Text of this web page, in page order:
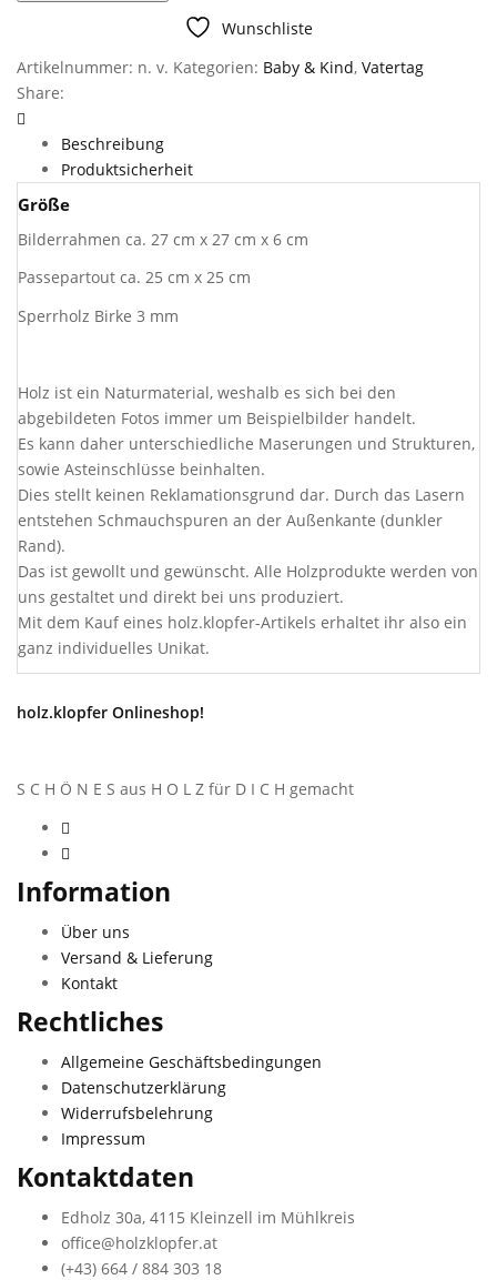
Wunschliste
Artikelnummer: n. v. Kategorien: Baby & Kind, Vatertag
Share:
Beschreibung
Produktsicherheit
Größe
Bilderrahmen ca. 27 cm x 27 cm x 6 cm
Passepartout ca. 25 cm x 25 cm
Sperrholz Birke 3 mm
Holz ist ein Naturmaterial, weshalb es sich bei den
abgebildeten Fotos immer um Beispielbilder handelt.
Es kann daher unterschiedliche Maserungen und Strukturen,
sowie Asteinschlüsse beinhalten.
Dies stellt keinen Reklamationsgrund dar. Durch das Lasern
entstehen Schmauchspuren an der Außenkante (dunkler
Rand).
Das ist gewollt und gewünscht. Alle Holzprodukte werden von
uns gestaltet und direkt bei uns produziert.
Mit dem Kauf eines holz.klopfer-Artikels erhaltet ihr also ein
ganz individuelles Unikat.
holz.klopfer Onlineshop!
S C H Ö N E S aus H O L Z für D I C H gemacht
Information
Über uns
Versand & Lieferung
Kontakt
Rechtliches
Allgemeine Geschäftsbedingungen
Datenschutzerklärung
Widerrufsbelehrung
Impressum
Kontaktdaten
Edholz 30a, 4115 Kleinzell im Mühlkreis
office@holzklopfer.at
(+43) 664 / 884 303 18